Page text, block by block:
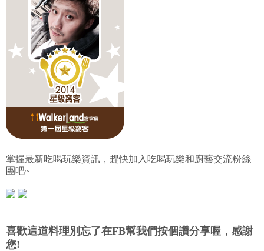
掌握最新吃喝玩樂資訊，趕快加入吃喝玩樂和廚藝交流粉絲
團吧~
喜歡這道料理別忘了在FB幫我們按個讚分享喔，感謝
您!